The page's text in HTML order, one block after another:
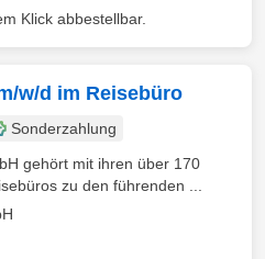
Klick abbestellbar.
w/d im Reisebüro
Sonderzahlung
gehört mit ihren über 170
zu den führenden ...